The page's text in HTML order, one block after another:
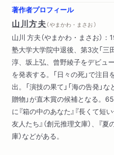
著作者プロフィール
山川方夫（ やまかわ・まさお ）
山川 方夫（やまかわ・まさお）
塾大学大学院中退後、第3次「三
淳、坂上弘、曾野綾子をデビュ
を発表する。「日々の死」で注
出。「演技の果て」「海の告発」
贈物」が直木賞の候補となる。
に『箱の中のあなた』『長くて短
友人たち』（創元推理文庫）、『夏
庫）などがある。